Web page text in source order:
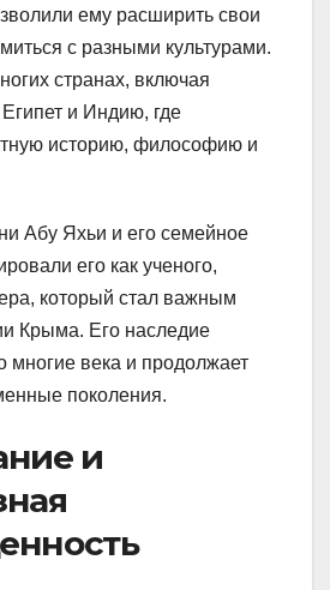
ему расширить свои
с разными культурами.
странах, включая
и Индию, где
историю, философию и
Абу Яхьи и его семейное
его как ученого,
который стал важным
Крыма. Его наследие
многие века и продолжает
поколения.
и